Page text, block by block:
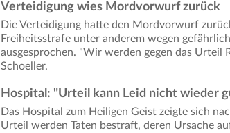
Verteidigung wies Mordvorwurf zurück
Die Verteidigung hatte den Mordvorwurf
Freiheitsstrafe unter anderem wegen
ausgesprochen. "Wir werden gegen das Urteil
Schoeller.
Hospital: "Urteil kann Leid nicht wieder
Das Hospital zum Heiligen Geist zeigte sich
Urteil werden Taten bestraft, deren Ursache